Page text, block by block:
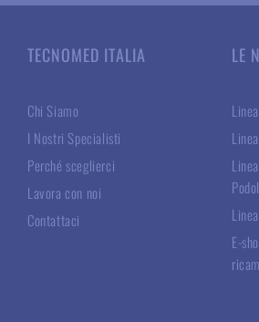
TECNOMED ITALIA
Chi Siamo
I Nostri Specialisti
Perché sceglierci
Lavora con noi
Contattaci
LE
E-